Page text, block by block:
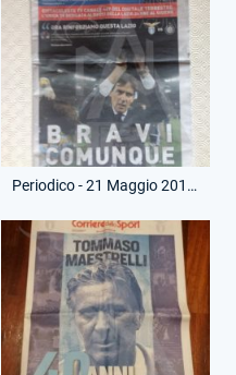
Periodico - 21 Maggio 2017 - Città Celeste - Lazio-Inter